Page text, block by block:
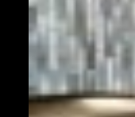
E-Mail-Adresse (optional):
Kommentar: